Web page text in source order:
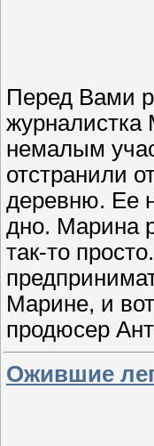
Перед Вами
журналистка
немалым
отстранили
деревню. Ее
дно. Марина
так-то
Марине, и
продюсер
Ожившие